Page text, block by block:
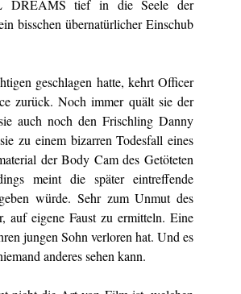
DREAMS tief in die Seele der
bisschen übernatürlicher Einschub
geschlagen hatte, kehrt Officer
zurück. Noch immer quält sie der
auch noch den Frischling Danny
zu einem bizarren Todesfall eines
der Body Cam des Getöteten
meint die später eintreffende
würde. Sehr zum Unmut des
auf eigene Faust zu ermitteln. Eine
jungen Sohn verloren hat. Und es
anderes sehen kann.